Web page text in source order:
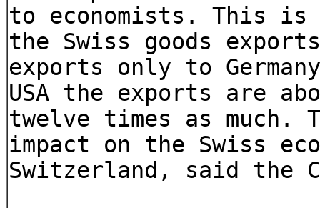
to economists. This is
the Swiss goods
exports only to
USA the exports are
twelve times as much.
impact on the Swiss
Switzerland, said the